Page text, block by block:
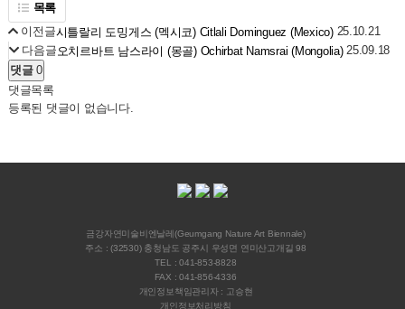
목록
이전글시틀랄리 도밍게스 (멕시코) Citlali Dominguez (Mexico) 25.10.21
다음글 오치르바트 남스라이 (몽골) Ochirbat Namsrai (Mongolia) 25.09.18
댓글0
댓글목록
등록된 댓글이 없습니다.
금강자연미술비엔날레(Geumgang Nature Art Biennale)
주소 : (32530) 충청남도 공주시 우성면 연미산고개길 98
TEL : 041-853-8828
FAX : 041-856-4336
개인정보책임관리자 : 고승현
개인정보처리방침